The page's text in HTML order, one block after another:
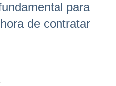
para
de contratar